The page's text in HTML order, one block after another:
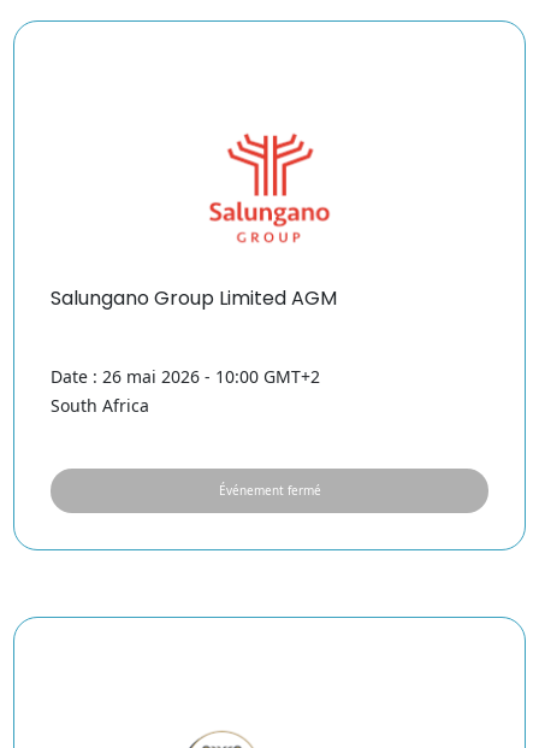
Salungano Group Limited AGM
Date : 26 mai 2026 - 10:00 GMT+2
South Africa
Événement fermé